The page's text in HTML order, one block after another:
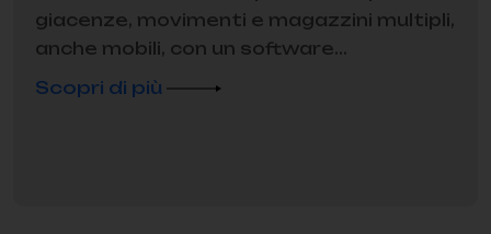
giacenze, movimenti e magazzini multipli,
anche mobili, con un software...
Scopri di più